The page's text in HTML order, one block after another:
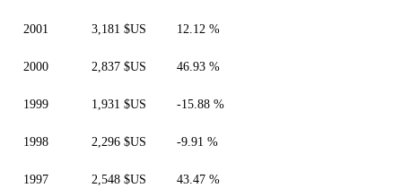
2001 3,181 $US 12.12 %
2000 2,837 $US 46.93 %
1999 1,931 $US -15.88 %
1998 2,296 $US -9.91 %
1997 2,548 $US 43.47 %